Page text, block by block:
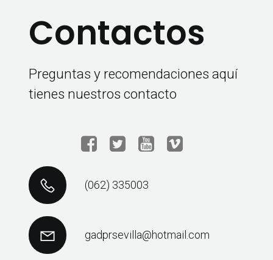
Contactos
Preguntas y recomendaciones aquí
tienes nuestros contacto
(062) 335003
gadprsevilla@hotmail.com